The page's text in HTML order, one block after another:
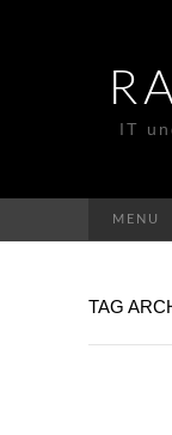
IT
MENU
TAG